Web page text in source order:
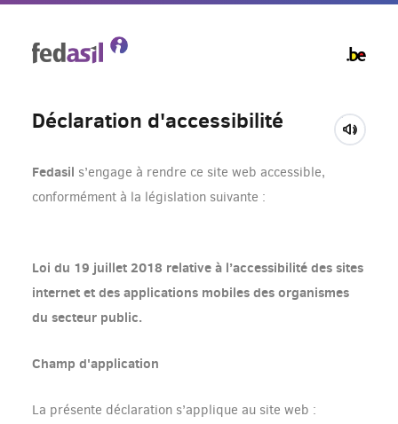
Déclaration d'accessibilité
Fedasil s’engage à rendre ce site web accessible,
conformément à la législation suivante :
Loi du 19 juillet 2018 relative à l’accessibilité des sites
internet et des applications mobiles des organismes
du secteur public.
Champ d'application
La présente déclaration s’applique au site web :